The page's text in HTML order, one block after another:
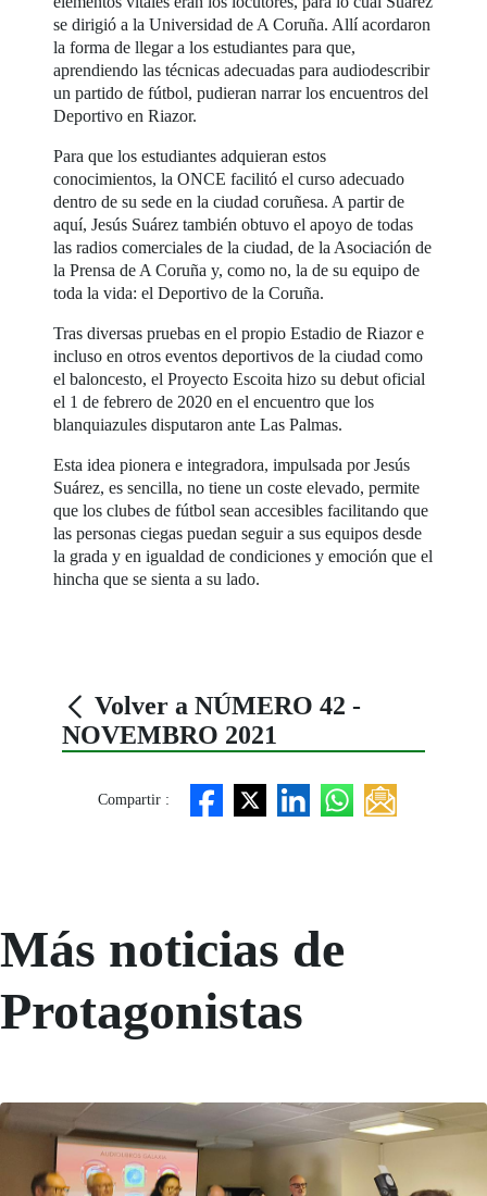
se dirigió a la Universidad de A Coruña. Allí acordaron
la forma de llegar a los estudiantes para que,
aprendiendo las técnicas adecuadas para audiodescribir
un partido de fútbol, pudieran narrar los encuentros del
Deportivo en Riazor.
Para que los estudiantes adquieran estos
conocimientos, la ONCE facilitó el curso adecuado
dentro de su sede en la ciudad coruñesa. A partir de
aquí, Jesús Suárez también obtuvo el apoyo de todas
las radios comerciales de la ciudad, de la Asociación de
la Prensa de A Coruña y, como no, la de su equipo de
toda la vida: el Deportivo de la Coruña.
Tras diversas pruebas en el propio Estadio de Riazor e
incluso en otros eventos deportivos de la ciudad como
el baloncesto, el Proyecto Escoita hizo su debut oficial
el 1 de febrero de 2020 en el encuentro que los
blanquiazules disputaron ante Las Palmas.
Esta idea pionera e integradora, impulsada por Jesús
Suárez, es sencilla, no tiene un coste elevado, permite
que los clubes de fútbol sean accesibles facilitando que
las personas ciegas puedan seguir a sus equipos desde
la grada y en igualdad de condiciones y emoción que el
hincha que se sienta a su lado.
Volver a NÚMERO 42 -
NOVEMBRO 2021
Compartir :
Más noticias de
Protagonistas